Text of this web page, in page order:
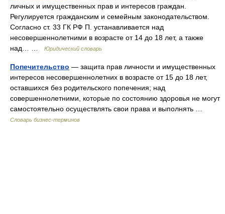
личных и имущественных прав и интересов граждан.
Регулируется гражданским и семейным законодательством.
Согласно ст. 33 ГК РФ П. устанавливается над
несовершеннолетними в возрасте от 14 до 18 лет, а также
над… …
Юридический словарь
Попечительство — защита прав личности и имущественных
интересов несовершеннолетних в возрасте от 15 до 18 лет,
оставшихся без родительского попечения; над
совершеннолетними, которые по состоянию здоровья не могут
самостоятельно осуществлять свои права и выполнять …
Словарь бизнес-терминов